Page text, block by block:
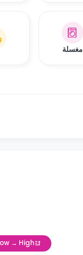
مغسلة
→ High